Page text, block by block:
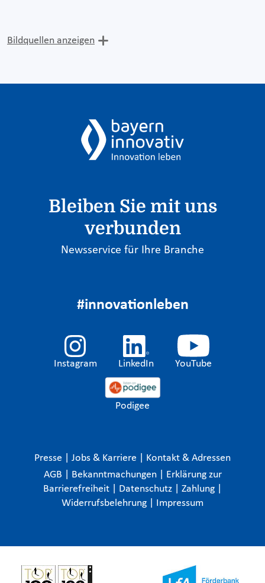
Bildquellen anzeigen
Bleiben Sie mit uns
verbunden
Newsservice für Ihre Branche
#innovationleben
Instagram LinkedIn YouTube
Podigee
Presse Jobs & Karriere
Kontakt & Adressen
AGB
Bekanntmachungen
Erklärung zur
Barrierefreiheit
Datenschutz Zahlung
Widerrufsbelehrung
Impressum